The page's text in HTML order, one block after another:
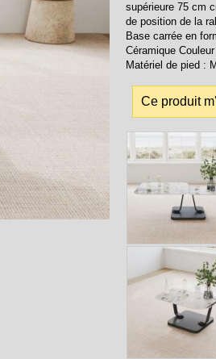
supérieure 75 cm
de position de la
Base carrée en
Céramique
Matériel de pied :
Ce produit